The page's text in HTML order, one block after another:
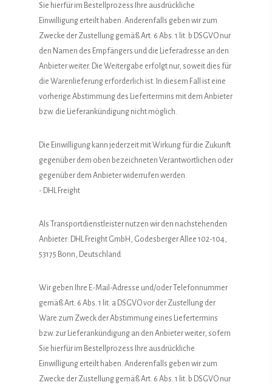
Sie hierfür im Bestellprozess Ihre ausdrückliche
Einwilligung erteilt haben. Anderenfalls geben wir zum
Zwecke der Zustellung gemäß Art. 6 Abs. 1 lit. b DSGVO nur
den Namen des Empfängers und die Lieferadresse an den
Anbieter weiter. Die Weitergabe erfolgt nur, soweit dies für
die Warenlieferung erforderlich ist. In diesem Fall ist eine
vorherige Abstimmung des Liefertermins mit dem Anbieter
bzw. die Lieferankündigung nicht möglich.
Die Einwilligung kann jederzeit mit Wirkung für die Zukunft
gegenüber dem oben bezeichneten Verantwortlichen oder
gegenüber dem Anbieter widerrufen werden.
- DHL Freight
Als Transportdienstleister nutzen wir den nachstehenden
Anbieter: DHL Freight GmbH, Godesberger Allee 102-104,
53175 Bonn, Deutschland
Wir geben Ihre E-Mail-Adresse und/oder Telefonnummer
gemäß Art. 6 Abs. 1 lit. a DSGVO vor der Zustellung der
Ware zum Zweck der Abstimmung eines Liefertermins
bzw. zur Lieferankündigung an den Anbieter weiter, sofern
Sie hierfür im Bestellprozess Ihre ausdrückliche
Einwilligung erteilt haben. Anderenfalls geben wir zum
Zwecke der Zustellung gemäß Art. 6 Abs. 1 lit. b DSGVO nur